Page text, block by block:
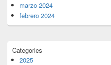
marzo 2024
febrero 2024
Categories
2025